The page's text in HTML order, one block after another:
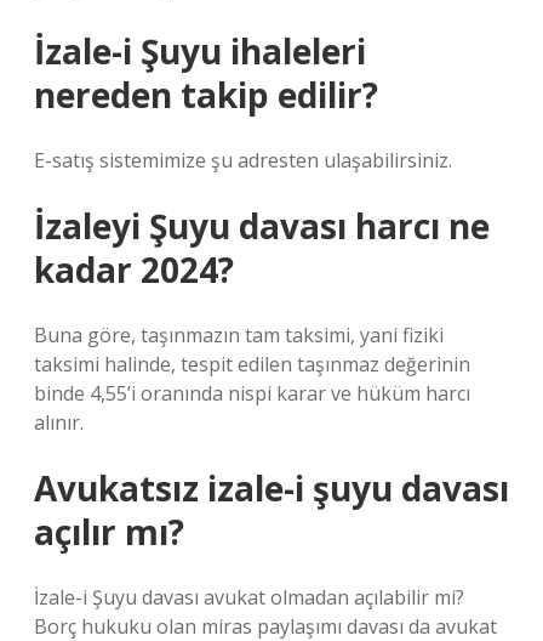
İzale-i Şuyu ihaleleri
nereden takip edilir?
E-satış sistemimize şu adresten ulaşabilirsiniz.
İzaleyi Şuyu davası harcı ne
kadar 2024?
Buna göre, taşınmazın tam taksimi, yani fiziki
taksimi halinde, tespit edilen taşınmaz değerinin
binde 4,55’i oranında nispi karar ve hüküm harcı
alınır.
Avukatsız izale-i şuyu davası
açılır mı?
İzale-i Şuyu davası avukat olmadan açılabilir mi?
Borç hukuku olan miras paylaşımı davası da avukat